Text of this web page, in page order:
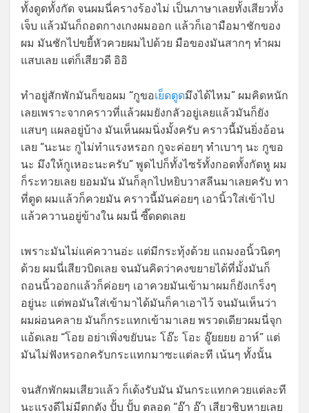
ทั้งดูดทั้งกัด จนผมนี่ครางร้องไม่ เป็นภาษาเลยทั้งเสียวทั้ง
เจ็บ แล้วมันก็ถอดกางเกงผมออก แล้วก็เอามือมาชักของ
ผม มันชักไปขยี้หัวควยผมไปด้วย มือของมันสากๆ ทำผม
แสบเลย แต่ก็เสียวดี อิอิ
ทำอยู่สักพักมันก็ขอผม “กูขอเย็ดตูดมึงได้ไหม” ผมคิดหนัก
เลยเพราะจากคราวที่แล้วผมยังกลัวอยู่เลยแล้วมันก็ยัง
แสบๆ แผลอยู่บ้าง มันเห็นผมนิ่งมั้งครับ คราวนี้มันยิ่งอ้อน
เลย “นะนะ กูไม่ทำแรงหรอก กูจะค่อยๆ ทำเบาๆ นะ กูขอ
นะ มึงให้กูเหอะนะครับ” พูดไปก็ทั้งไซร้ทั้งกอดทั้งกัดหู ผม
ก็ระทวยเลย ยอมมัน มันก็ลุกไปหยิบวาสลีนมาเลยครับ ทา
ที่ตูด ผมแล้วก็ควยมัน คราวนี้มันค่อยๆ เอานิ้วใส่เข้าไป
แล้วควานอยู่ข้างใน ผมนี่ ซี๊ดดดเลย
เพราะมันไม่แค่ควานอ่ะ แต่มีกระทุ้งด้วย แถมงอนิ้วนิดๆ
ด้วย ผมนี่เสียวบิดเลย จนมันคิดว่าคงขยายได้ที่มั้งมันก็
ถอนนิ้วออกแล้วก็ค่อยๆ เอาควยมันเข้ามาผมก็ยังเกร็งๆ
อยู่นะ แต่พอมันใส่เข้ามาได้มันก็คาเอาไว้ จนมันเห็นว่า
ผมผ่อนคลาย มันก็กระแทกเข้ามาเลย พรวดเดียวผมนี่จุก
แอ้ดเลย “โอย อย่าเพิ่งขยับนะ โอ๊ะ โอะ อู๊ยยยย อาห์” แต่
มันไม่ฟังหรอกครับกระแทกมาซะแต่ละที เน้นๆ ทั้งนั้น
จนสักพักผมเสียวแล้ว ก็เด้งรับมัน มันกระแทกควยแต่ละที
นะแรงดีไม่มีตกดัง ปั้บ ปั้บ ตลอด “อ๊า อ๊า เสียวชิบหายเลย